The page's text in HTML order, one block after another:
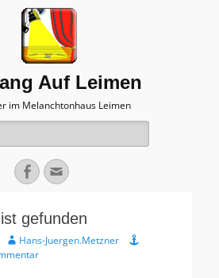
Auf Leimen
im Melanchtonhaus Leimen
Facebook
E-
Mail
gefunden
AutorHans-Juergen.Metzner